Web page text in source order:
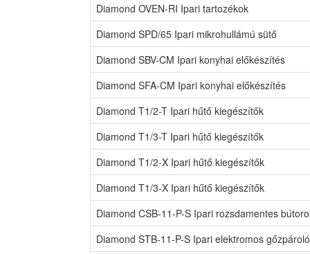
Diamond OVEN-RI Ipari tartozékok
Diamond SPD/65 Ipari mikrohullámú sütő
Diamond SBV-CM Ipari konyhai előkészítés
Diamond SFA-CM Ipari konyhai előkészítés
Diamond T1/2-T Ipari hűtő kiegészítők
Diamond T1/3-T Ipari hűtő kiegészítők
Diamond T1/2-X Ipari hűtő kiegészítők
Diamond T1/3-X Ipari hűtő kiegészítők
Diamond CSB-11-P-S Ipari rozsdamentes
Diamond STB-11-P-S Ipari elektromos gőzpároló